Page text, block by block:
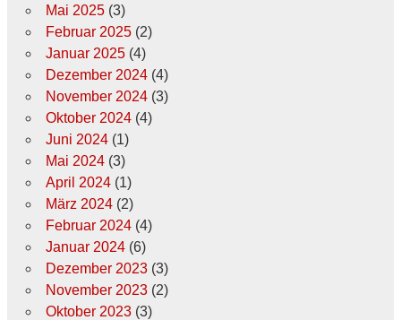
Mai 2025(3)
Februar 2025(2)
Januar 2025(4)
Dezember 2024(4)
November 2024(3)
Oktober 2024(4)
Juni 2024(1)
Mai 2024(3)
April 2024(1)
März 2024(2)
Februar 2024(4)
Januar 2024(6)
Dezember 2023(3)
November 2023(2)
Oktober 2023(3)